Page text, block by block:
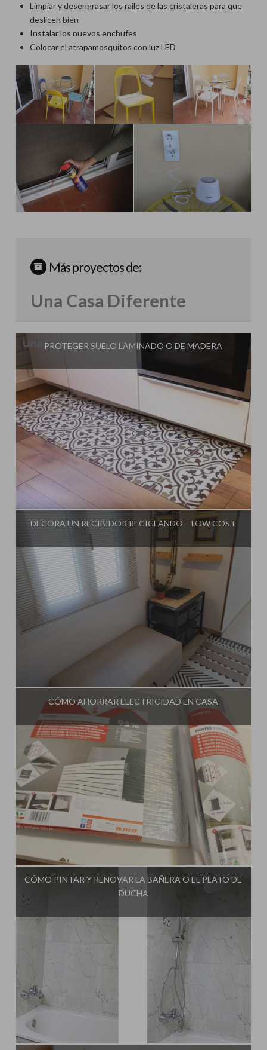
Limpiar y desengrasar los railes de las cristaleras para que
deslicen bien
Instalar los nuevos enchufes
Colocar el atrapamosquitos con luz LED
Más proyectos de:
Una Casa Diferente
PROTEGER SUELO LAMINADO O DE MADERA
Influencer: Una Casa Diferente
DECORA UN RECIBIDOR RECICLANDO – LOW COST
Una Casa Diferente
CÓMO AHORRAR ELECTRICIDAD EN CASA
Una Casa Diferente
CÓMO PINTAR Y RENOVAR LA BAÑERA O EL PLATO DE
DUCHA
Una Casa Diferente